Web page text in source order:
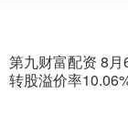
第九财富配资 8月
转股溢价率